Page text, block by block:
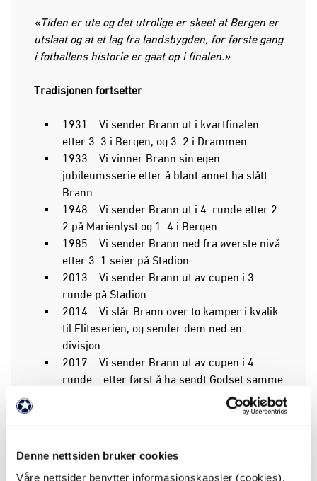
Denne nettsiden bruker cookies
Våre nettsider benytter informasjonskapsler (cookies).
«Tiden er ute og det utrolige er skeet at Bergen er
utslaat og at et lag fra landsbygden, for første gang
i fotballens historie er gaat op i finalen.»
Tradisjonen fortsetter
1931 – Vi sender Brann ut i kvartfinalen
etter 3–3 i Bergen, og 3–2 i Drammen.
1933 – Vi vinner Brann sin egen
jubileumsserie etter å blant annet ha slått
Brann.
1948 – Vi sender Brann ut i 4. runde etter 2–
2 på Marienlyst og 1–4 i Bergen.
1985 – Vi sender Brann ned fra øverste nivå
etter 3–1 seier på Stadion.
2013 – Vi sender Brann ut av cupen i 3.
runde på Stadion.
2014 – Vi slår Brann over to kamper i kvalik
til Eliteserien, og sender dem ned en
divisjon.
2017 – Vi sender Brann ut av cupen i 4.
runde – etter først å ha sendt Godset samme
Det har selvsagt vært flere møter enn disse, og det
og på Consto – særlig i de senere år. Samt ett stygt